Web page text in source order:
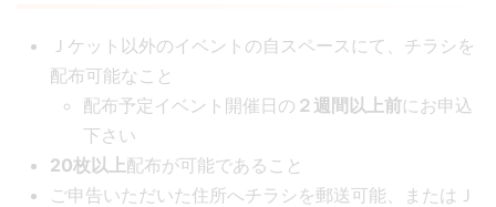
Ｊケット以外のイベントの自スペースにて、チラシを
配布可能なこと
配布予定イベント開催日の ２週間以上前にお申込
下さい
20枚以上配布が可能であること
ご申告いただいた住所へチラシを郵送可能、またはＪ